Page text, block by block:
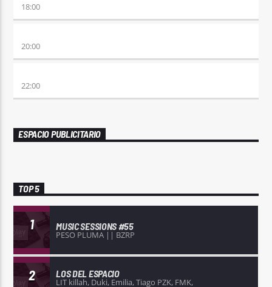
18:00
20:00
22:00
ESPACIO PUBLICITARIO
TOP 5
1 MUSIC SESSIONS #55
PESO PLUMA || BZRP
2 LOS DEL ESPACIO
LIT killah, Duki, Emilia, Tiago PZK, FMK,